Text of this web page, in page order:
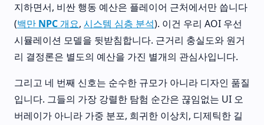
지하면서, 비싼 행동 예산은 플레이어 근처에서만 씁니다
(백만 NPC 개요, 시스템 심층 분석). 이건 우리 AOI 우선
시뮬레이션 모델을 뒷받침합니다. 근거리 충실도와 원거
리 결정론은 별도의 예산을 가진 별개의 관심사입니다.
그리고 네 번째 신호는 순수한 규모가 아니라 디자인 품질
입니다. 그들의 가장 강렬한 탐험 순간은 끊임없는 UI 오
버레이가 아니라 가중 분포, 희귀한 이상치, 디제틱한 길